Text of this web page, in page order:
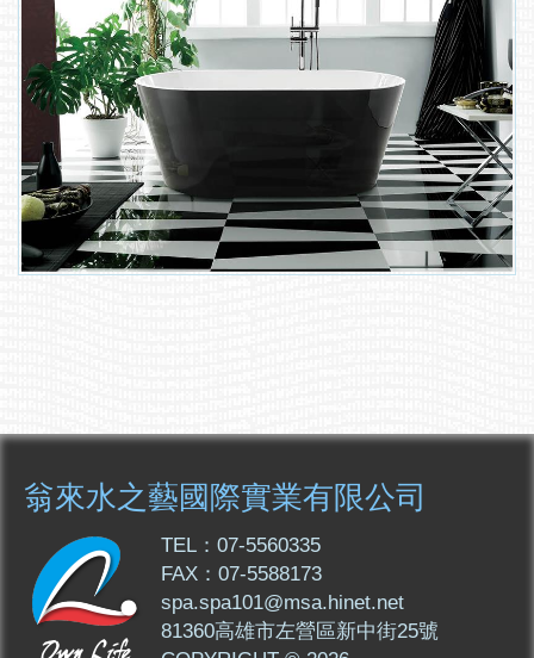
翁來水之藝國際實業有限公司
TEL：07-5560335
FAX：07-5588173
spa.spa101@msa.hinet.net
81360高雄市左營區新中街25號